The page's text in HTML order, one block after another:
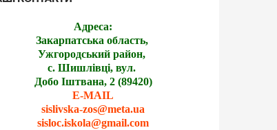
Адреса:
Закарпатська область,
Ужгородський район,
с. Шишлівці, вул.
Добо Іштвана, 2 (89420)
E-MAIL
sislivska-zos@meta.ua
sisloc.iskola@gmail.com